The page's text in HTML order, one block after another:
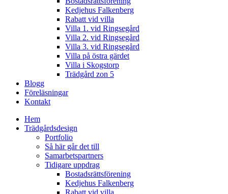
Kedjehus Falkenberg
Rabatt vid villa
Villa 1. vid Ringsegård
Villa 2. vid Ringsegård
Villa 3. vid Ringsegård
Villa på östra gärdet
Villa i Skogstorp
Trädgård zon 5
Blogg
Föreläsningar
Kontakt
Hem
Trädgårdsdesign
Portfolio
Så här går det till
Samarbetspartners
Tidigare uppdrag
Bostadsrättsförening
Kedjehus Falkenberg
Rabatt vid villa